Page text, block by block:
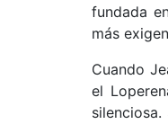
fundada
más
Cuando
el